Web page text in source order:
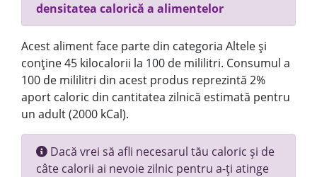
densitatea calorică a alimentelor
Acest aliment face parte din categoria Altele și
conține 45 kilocalorii la 100 de mililitri. Consumul a
100 de mililitri din acest produs reprezintă 2%
aport caloric din cantitatea zilnică estimată pentru
un adult (2000 kCal).
Dacă vrei să afli necesarul tău caloric și de
câte calorii ai nevoie zilnic pentru a-ți atinge